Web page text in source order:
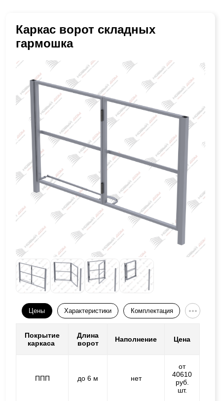
Каркас ворот складных
гармошка
Цены Характеристики Комплектация
Покрытие
каркаса
Длина
ворот
Наполнение Цена
ППП до 6 м нет
от
40610
руб.
шт.